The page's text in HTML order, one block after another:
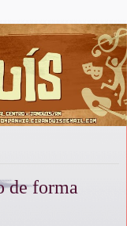
de forma